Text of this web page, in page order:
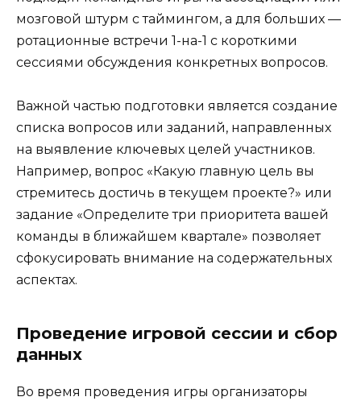
мозговой штурм с таймингом, а для больших —
ротационные встречи 1-на-1 с короткими
сессиями обсуждения конкретных вопросов.
Важной частью подготовки является создание
списка вопросов или заданий, направленных
на выявление ключевых целей участников.
Например, вопрос «Какую главную цель вы
стремитесь достичь в текущем проекте?» или
задание «Определите три приоритета вашей
команды в ближайшем квартале» позволяет
сфокусировать внимание на содержательных
аспектах.
Проведение игровой сессии и сбор
данных
Во время проведения игры организаторы